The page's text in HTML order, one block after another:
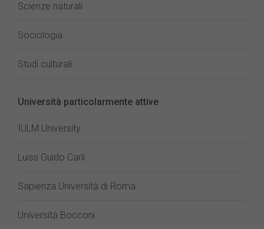
Scienze naturali
Sociologia
Studi culturali
Università particolarmente attive
IULM University
Luiss Guido Carli
Sapienza Università di Roma
Università Bocconi